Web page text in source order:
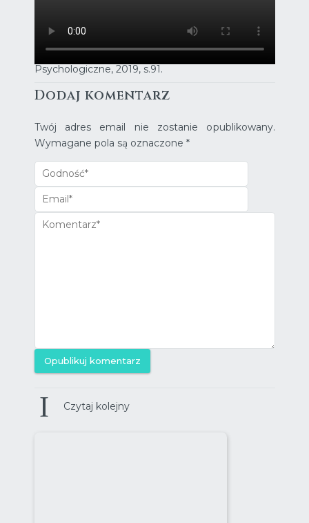
schematów w praktyce. Praca z trybami
schematów”, GWP Gdańskie Wydawnictwo
Psychologiczne, 2019, s.91.
Dodaj komentarz
Twój adres email nie zostanie opublikowany.
Wymagane pola są oznaczone *
Opublikuj komentarz
Czytaj kolejny